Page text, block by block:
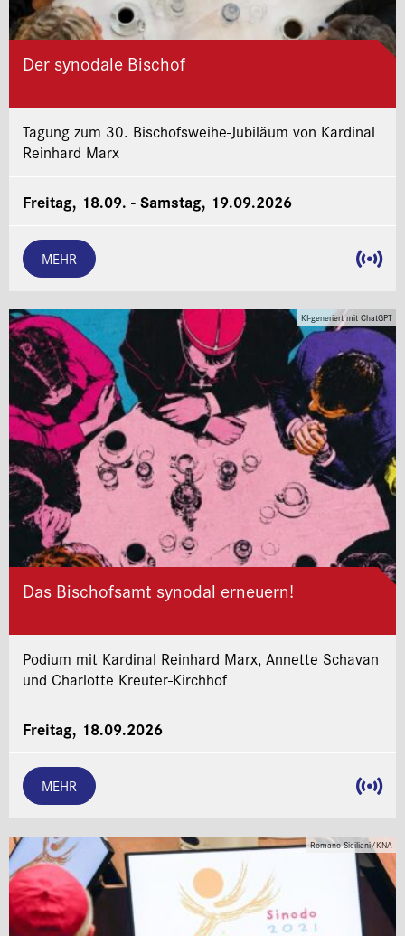
Der synodale Bischof
Tagung zum 30. Bischofsweihe-Jubiläum von Kardinal
Reinhard Marx
Freitag, 18.09. - Samstag, 19.09.2026
MEHR
KI-generiert mit ChatGPT
Das Bischofsamt synodal erneuern!
Podium mit Kardinal Reinhard Marx, Annette Schavan
und Charlotte Kreuter-Kirchhof
Freitag, 18.09.2026
MEHR
Romano Siciliani/KNA